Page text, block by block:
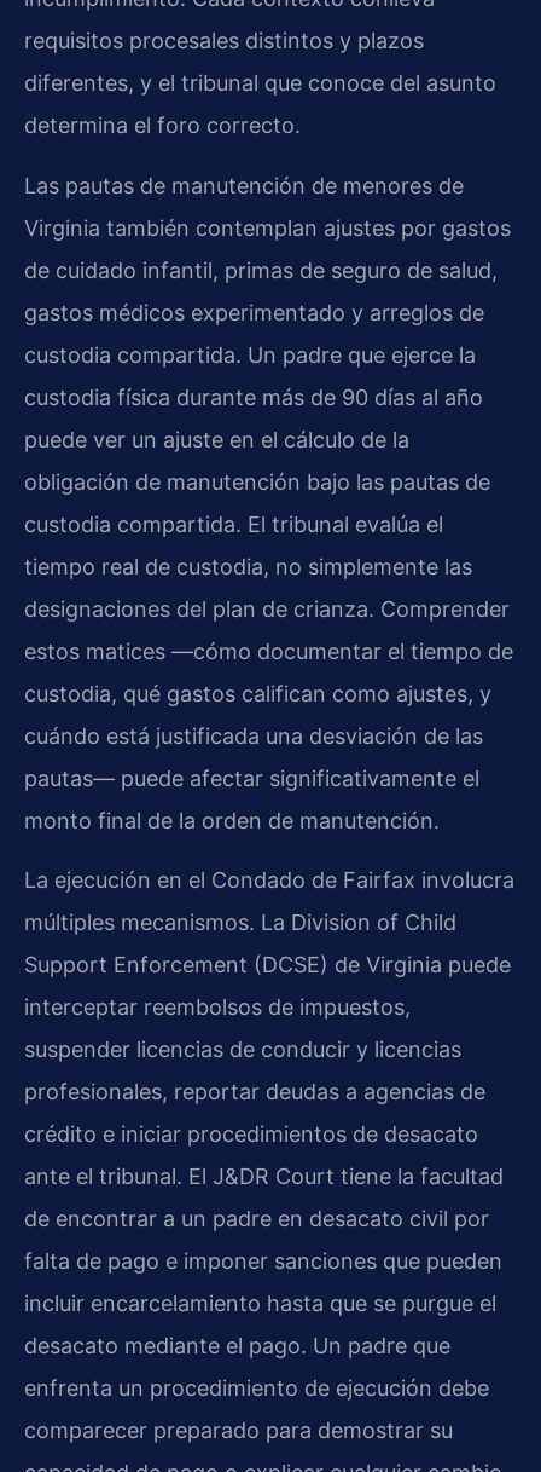
requisitos procesales distintos y plazos
diferentes, y el tribunal que conoce del asunto
determina el foro correcto.
Las pautas de manutención de menores de
Virginia también contemplan ajustes por gastos
de cuidado infantil, primas de seguro de salud,
gastos médicos experimentado y arreglos de
custodia compartida. Un padre que ejerce la
custodia física durante más de 90 días al año
puede ver un ajuste en el cálculo de la
obligación de manutención bajo las pautas de
custodia compartida. El tribunal evalúa el
tiempo real de custodia, no simplemente las
designaciones del plan de crianza. Comprender
estos matices —cómo documentar el tiempo de
custodia, qué gastos califican como ajustes, y
cuándo está justificada una desviación de las
pautas— puede afectar significativamente el
monto final de la orden de manutención.
La ejecución en el Condado de Fairfax involucra
múltiples mecanismos. La Division of Child
Support Enforcement (DCSE) de Virginia puede
interceptar reembolsos de impuestos,
suspender licencias de conducir y licencias
profesionales, reportar deudas a agencias de
crédito e iniciar procedimientos de desacato
ante el tribunal. El J&DR Court tiene la facultad
de encontrar a un padre en desacato civil por
falta de pago e imponer sanciones que pueden
incluir encarcelamiento hasta que se purgue el
desacato mediante el pago. Un padre que
enfrenta un procedimiento de ejecución debe
comparecer preparado para demostrar su